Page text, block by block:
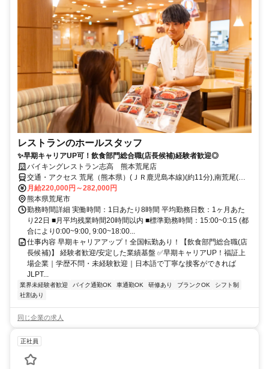
レストランのホールスタッフ
✨早期キャリアUP可！飲食部門総合職(店長候補)経験者歓迎◎
バイキングレストラン志高 熊本荒尾店
交通・アクセス 荒尾（熊本県）(ＪＲ鹿児島本線)(約11分),南荒尾(Ｊ
Ｒ鹿児島本線)(約41分),大牟田(ＪＲ鹿児島本線)東口(約49分)
月給220,000円～282,000円
熊本県荒尾市
勤務時間詳細 実働時間：1日あたり8時間 平均勤務日数：1ヶ月あた
り22日 ■月平均残業時間20時間以内 ■標準勤務時間：15:00~0:15 (都
合により0:00~9:00, 9:00~18:00...
仕事内容 早期キャリアアップ！全国転勤あり！【飲食部門総合職(店
長候補)】 経験者歓迎/安定した業績基盤 ✅早期キャリアUP！福証上
場企業｜学歴不問・未経験歓迎｜日本語で丁寧な接客ができれば
JLPT...
業界未経験者歓迎 バイク通勤OK 車通勤OK 研修あり ブランクOK
シフト制
社割あり
同じ企業の求人
正社員